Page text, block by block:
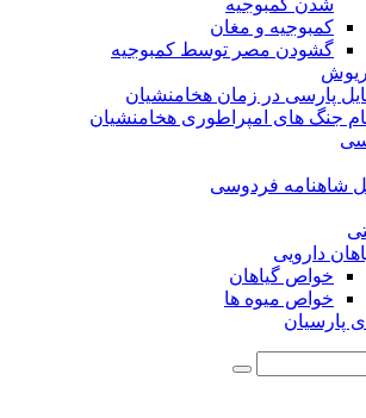
شدن کمبوجیه
کمبوجیه و مغان
گشودن مصر توسط کمبوجیه
پارسی در زمان هخامنشیان
جنگ های امپراطوری هخامنشیان
شاهنامه فردوسی
دارویی
خواص گیاهان
خواص میوه ها
پارسیان
جستجو